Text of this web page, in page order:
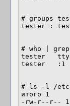
# groups
tester :
# who |
tester
tester   :1
# ls -l /
итого 1
-rw-r--r-- 1